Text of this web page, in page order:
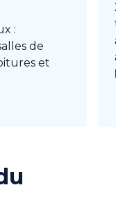
:
de
et